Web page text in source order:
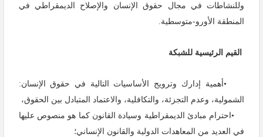
وللنشاطات في مجال حقوق الإنسان والإصلاح الديمقراطي في
المنطقة الأورو-متوسطية
القيم الرئيسية للشبكة
• أهمية إدارك وترويج الأساسيات التالية في حقوق الإنسان:
الشمولية، وعدم التجزئة، والتكافلية، والاعتماد المتبادل بين الحقوق،
•احترام مبادئ الديمقراطية وسيادة القانون كما هو منصوص عليها
في العديد من المعاهدات الدولية والقانون الإنساني؛